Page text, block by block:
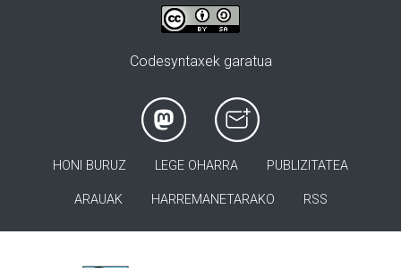
Codesyntaxek garatua
HONI BURUZ LEGE OHARRA PUBLIZITATEA
ARAUAK HARREMANETARAKO RSS